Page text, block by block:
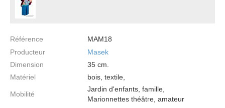
Référence
MAM18
Producteur
Masek
Dimension
35 cm.
Matériel
bois, textile,
Mobilité
Jardin d'enfants, famille,
Marionnettes théâtre, amateur